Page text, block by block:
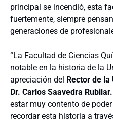
principal se incendió, esta
fuertemente, siempre
generaciones de
“La Facultad de Ciencias
notable en la historia de la
apreciación del Rector de la
Dr. Carlos Saavedra Rubilar.
estar muy contento de
recordar esta historia a